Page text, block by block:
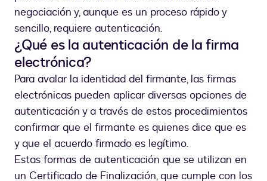
negociación y, aunque es un proceso rápido y
sencillo, requiere autenticación.
¿Qué es la autenticación de la firma
electrónica?
Para avalar la identidad del firmante, las firmas
electrónicas pueden aplicar diversas opciones de
autenticación y a través de estos procedimientos
confirmar que el firmante es quienes dice que es
y que el acuerdo firmado es legítimo.
Estas formas de autenticación que se utilizan en
un Certificado de Finalización, que cumple con los